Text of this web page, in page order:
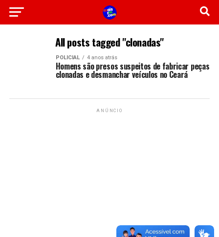
All posts tagged "clonadas"
POLICIAL 4 anos atrás
Homens são presos suspeitos de fabricar peças
clonadas e desmanchar veículos no Ceará
ANÚNCIO